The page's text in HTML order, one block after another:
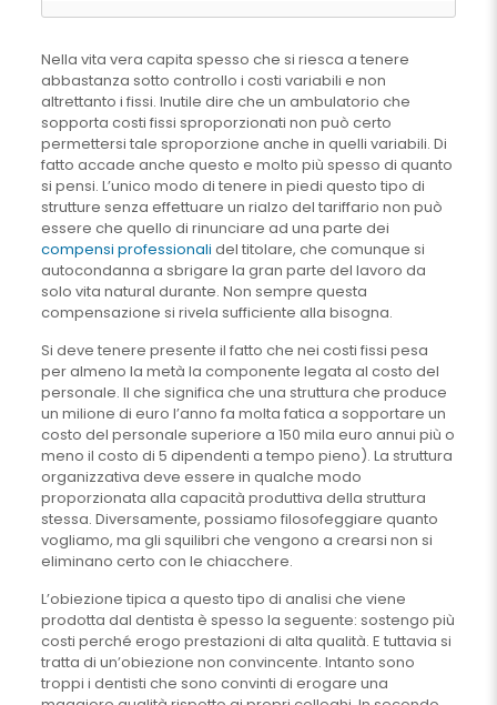
Nella vita vera capita spesso che si riesca a tenere
abbastanza sotto controllo i costi variabili e non
altrettanto i fissi. Inutile dire che un ambulatorio che
sopporta costi fissi sproporzionati non può certo
permettersi tale sproporzione anche in quelli variabili. Di
fatto accade anche questo e molto più spesso di quanto
si pensi. L’unico modo di tenere in piedi questo tipo di
strutture senza effettuare un rialzo del tariffario non può
essere che quello di rinunciare ad una parte dei
compensi professionali del titolare, che comunque si
autocondanna a sbrigare la gran parte del lavoro da
solo vita natural durante. Non sempre questa
compensazione si rivela sufficiente alla bisogna.
Si deve tenere presente il fatto che nei costi fissi pesa
per almeno la metà la componente legata al costo del
personale. Il che significa che una struttura che produce
un milione di euro l’anno fa molta fatica a sopportare un
costo del personale superiore a 150 mila euro annui più o
meno il costo di 5 dipendenti a tempo pieno). La struttura
organizzativa deve essere in qualche modo
proporzionata alla capacità produttiva della struttura
stessa. Diversamente, possiamo filosofeggiare quanto
vogliamo, ma gli squilibri che vengono a crearsi non si
eliminano certo con le chiacchere.
L’obiezione tipica a questo tipo di analisi che viene
prodotta dal dentista è spesso la seguente: sostengo più
costi perché erogo prestazioni di alta qualità. E tuttavia si
tratta di un’obiezione non convincente. Intanto sono
troppi i dentisti che sono convinti di erogare una